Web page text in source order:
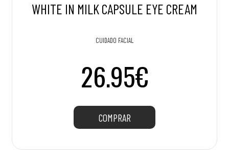
WHITE IN MILK CAPSULE EYE CREAM
CUIDADO FACIAL
26.95€
COMPRAR